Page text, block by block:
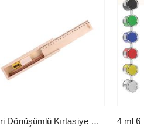
Geri Dönüşümlü Kırtasiye Seti 4 ml 6